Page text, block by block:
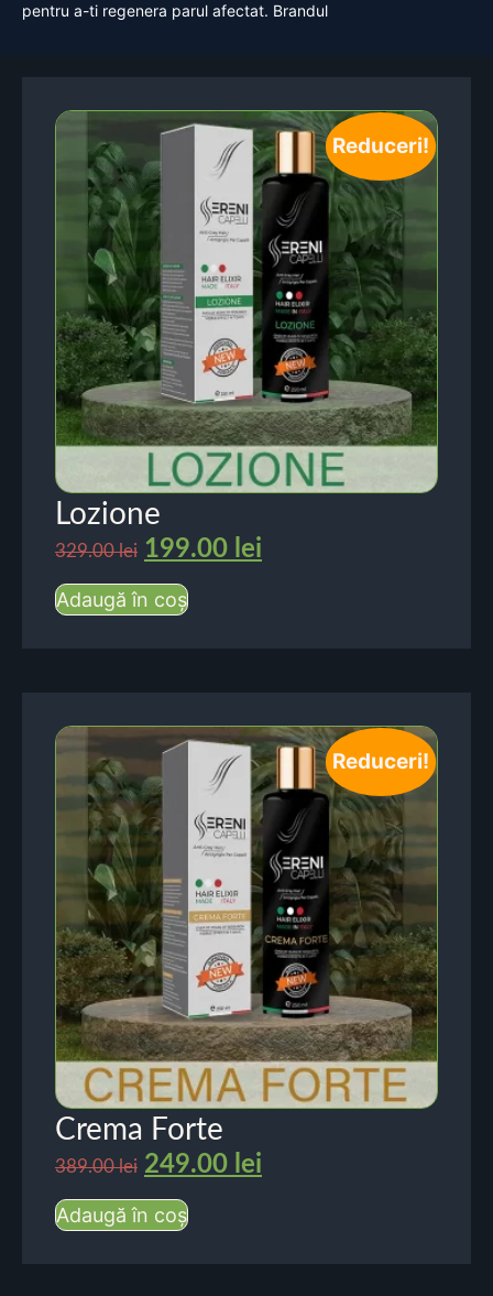
pentru a-ti regenera parul afectat. Brandul
Reduceri!
Lozione
329.00lei 199.00 lei
Adaugă în coș
Reduceri!
Crema Forte
389.00lei 249.00 lei
Adaugă în coș